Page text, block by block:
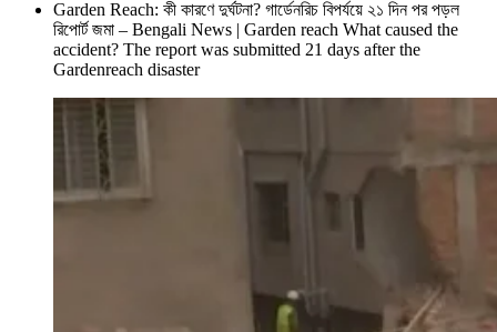
Garden Reach: কী কারণে দুর্ঘটনা? গার্ডেনরিচ বিপর্যয়ে ২১ দিন পর পড়ল
রিপোর্ট জমা – Bengali News | Garden reach What caused the
accident? The report was submitted 21 days after the
Gardenreach disaster